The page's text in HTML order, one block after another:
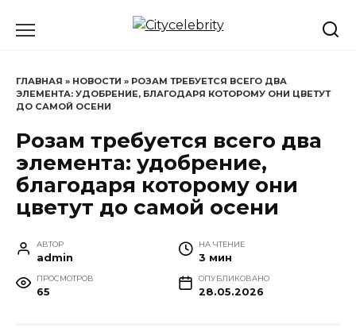
ГЛАВНАЯ » НОВОСТИ » РОЗАМ ТРЕБУЕТСЯ ВСЕГО ДВА
ЭЛЕМЕНТА: УДОБРЕНИЕ, БЛАГОДАРЯ КОТОРОМУ ОНИ ЦВЕТУТ
ДО САМОЙ ОСЕНИ
Розам требуется всего два
элемента: удобрение,
благодаря которому они
цветут до самой осени
АВТОР
admin
НА ЧТЕНИЕ
3 мин
ПРОСМОТРОВ
65
ОПУБЛИКОВАНО
28.05.2026